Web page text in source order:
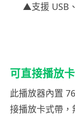
▲支援 USB
可直接播放
此播放器內置
接播放卡式帶